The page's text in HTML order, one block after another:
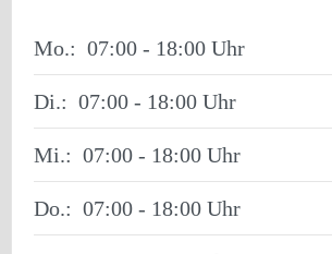
Mo.: 07:00 - 18:00
Di.: 07:00 - 18:00
Mi.: 07:00 - 18:00
Do.: 07:00 - 18:00